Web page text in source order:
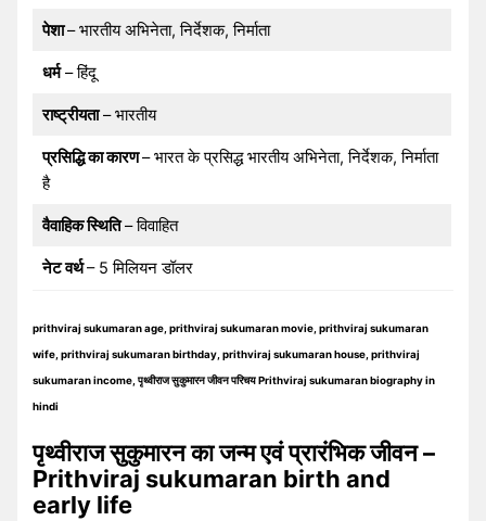
पेशा– भारतीय अभिनेता, निर्देशक, निर्माता
धर्म– हिंदू
राष्ट्रीयता– भारतीय
प्रसिद्धि का कारण– भारत के प्रसिद्ध भारतीय अभिनेता, निर्देशक, निर्माता
है
वैवाहिक स्थिति– विवाहित
नेट वर्थ– 5 मिलियन डॉलर
prithviraj sukumaran age, prithviraj sukumaran movie, prithviraj sukumaran
wife, prithviraj sukumaran birthday, prithviraj sukumaran house, prithviraj
sukumaran income, पृथ्वीराज सुकुमारन जीवन परिचय Prithviraj sukumaran biography in
hindi
पृथ्वीराज सुकुमारन का जन्म एवं प्रारंभिक जीवन –
Prithviraj sukumaran birth and
early life